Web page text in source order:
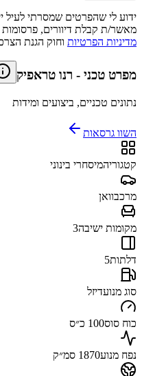
ידוע לי שהפרטים שמסרתי לעיל
מאשר/ת קבלת דיוורים, פרסומות
מדיניות הפרטיות וחוק הגנת
מפרט טכני - רנו טראפיק
נתונים טכניים, ביצועים ומידות
השוו גרסאות
קטגוריהמיסחרי בינוני
מרכבוואן
מקומות ישיבה3
דלתות5
סוג מנועדיזל
כוח סוס100 כ״ס
נפח מנוע1870 סמ״ק